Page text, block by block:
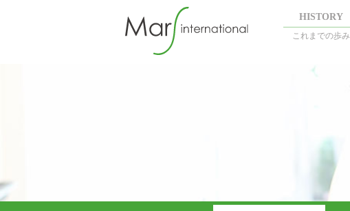
HISTORY
これまでの歩み